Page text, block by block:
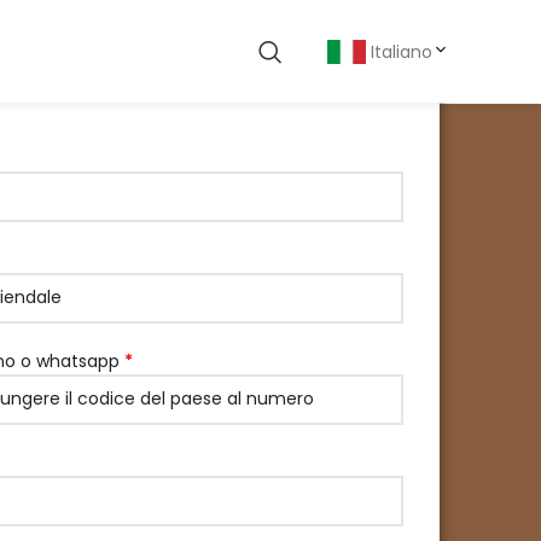
Italiano
o whatsapp *